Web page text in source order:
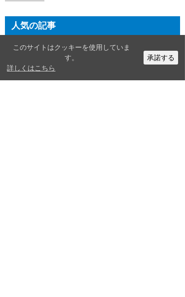
人気の記事
【2026年版】デザインの参考に！
おしゃれな学校案内まとめ
このサイトはクッキーを使用していま
す。
承諾する
詳しくはこちら